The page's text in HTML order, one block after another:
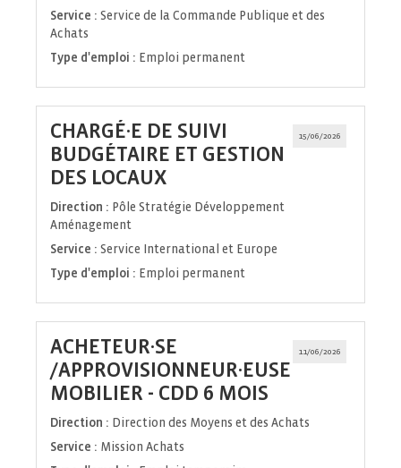
Service : Service de la Commande Publique et des
Achats
Type d'emploi : Emploi permanent
15/06/2026
CHARGÉ·E DE SUIVI
BUDGÉTAIRE ET GESTION
DES LOCAUX(Nouvelle
fenêtre)
Direction : Pôle Stratégie Développement
Aménagement
Service : Service International et Europe
Type d'emploi : Emploi permanent
11/06/2026
ACHETEUR·SE
/APPROVISIONNEUR·EUSE
MOBILIER - CDD 6 MOIS
fenêtre)
Direction : Direction des Moyens et des Achats
Service : Mission Achats